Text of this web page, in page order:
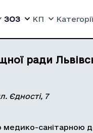
ЗОЗ КП
ради
Єдності, 7
санітарною